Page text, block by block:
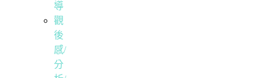
導
觀
後
感/
分